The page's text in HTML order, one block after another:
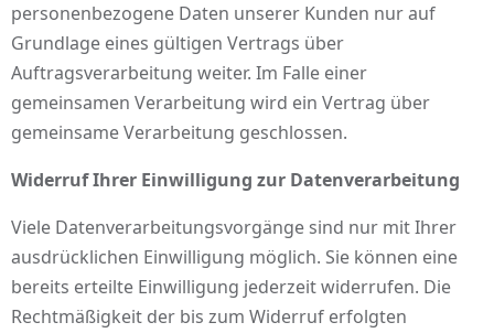
personenbezogene Daten unserer Kunden nur auf
Grundlage eines gültigen Vertrags über
Auftragsverarbeitung weiter. Im Falle einer
gemeinsamen Verarbeitung wird ein Vertrag über
gemeinsame Verarbeitung geschlossen.
Widerruf Ihrer Einwilligung zur Datenverarbeitung
Viele Datenverarbeitungsvorgänge sind nur mit Ihrer
ausdrücklichen Einwilligung möglich. Sie können eine
bereits erteilte Einwilligung jederzeit widerrufen. Die
Rechtmäßigkeit der bis zum Widerruf erfolgten